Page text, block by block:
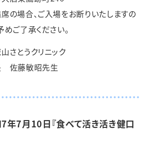
の場合、ご入場をお断りいたしますの
めご了承ください。
さとうクリニック
佐藤敏昭先生
年7月10日『食べて活き活き健口